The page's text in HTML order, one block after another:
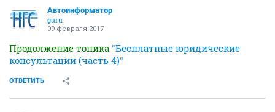
Автоинформатор
guru
09 февраля 2017
Продолжение топика "Бесплатные юридические
консультации (часть 4)"
ОТВЕТИТЬ